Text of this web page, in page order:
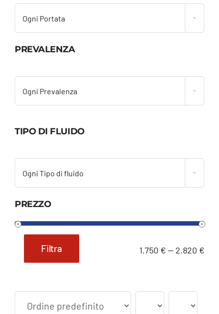
Ogni Portata
PREVALENZA
Ogni Prevalenza
TIPO DI FLUIDO
Ogni Tipo di fluido
PREZZO
Filtra 1.750 €— 2.820 €